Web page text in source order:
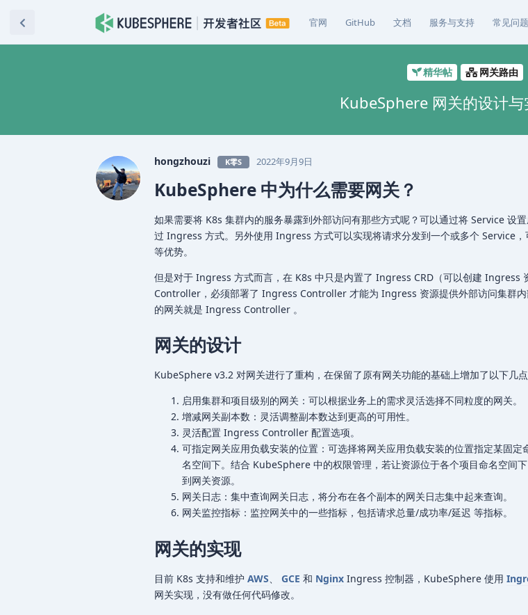
官网 GitHub 文档 服务与支持 常见问题
精华帖 网关路由
KubeSphere 网关的设计与
hongzhouzi K零S 2022年9月9日
KubeSphere 中为什么需要网关？
如果需要将 K8s 集群内的服务暴露到外部访问有那些方式呢？可以通过将 Service 设
过 Ingress 方式。另外使用 Ingress 方式可以实现将请求分发到一个或多个 Service
等优势。
但是对于 Ingress 方式而言，在 K8s 中只是内置了 Ingress CRD（可以创建 Ingress
Controller，必须部署了 Ingress Controller 才能为 Ingress 资源提供外部访问集群
的网关就是 Ingress Controller 。
网关的设计
KubeSphere v3.2 对网关进行了重构，在保留了原有网关功能的基础上增加了以下几点
启用集群和项目级别的网关：可以根据业务上的需求灵活选择不同粒度的网关。
增减网关副本数：灵活调整副本数达到更高的可用性。
灵活配置 Ingress Controller 配置选项。
可指定网关应用负载安装的位置：可选择将网关应用负载安装的位置指定某固定
名空间下。结合 KubeSphere 中的权限管理，若让资源位于各个项目命名空间
到网关资源。
网关日志：集中查询网关日志，将分布在各个副本的网关日志集中起来查询。
网关监控指标：监控网关中的一些指标，包括请求总量/成功率/延迟 等指标。
网关的实现
目前 K8s 支持和维护 AWS、 GCE 和 Nginx Ingress 控制器，KubeSphere 使用
网关实现，没有做任何代码修改。